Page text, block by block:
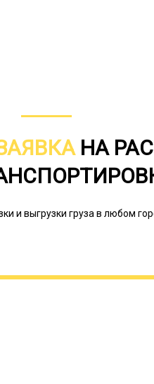
оборудование для
(яхты, катера и др.).
НА
и выгрузки груза в любом